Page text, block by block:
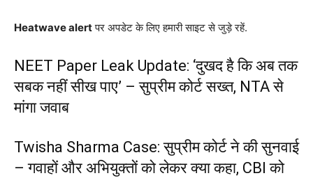
Heatwave alertपर अपडेट के लिए हमारी साइट से जुड़े रहें.
NEET Paper Leak Update: ‘दुखद है कि अब तक
सबक नहीं सीख पाए’ – सुप्रीम कोर्ट सख्त, NTA से
मांगा जवाब
Twisha Sharma Case: सुप्रीम कोर्ट ने की सुनवाई
– गवाहों और अभियुक्तों को लेकर क्या कहा, CBI को